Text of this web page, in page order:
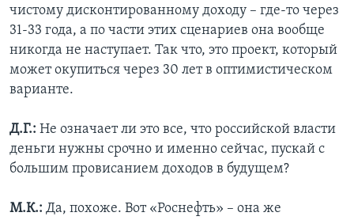
чистому дисконтированному доходу – где-то через
31-33 года, а по части этих сценариев она вообще
никогда не наступает. Так что, это проект, который
может окупиться через 30 лет в оптимистическом
варианте.
Д.Г.: Не означает ли это все, что российской власти
деньги нужны срочно и именно сейчас, пускай с
большим провисанием доходов в будущем?
М.К.: Да, похоже. Вот «Роснефть» – она же